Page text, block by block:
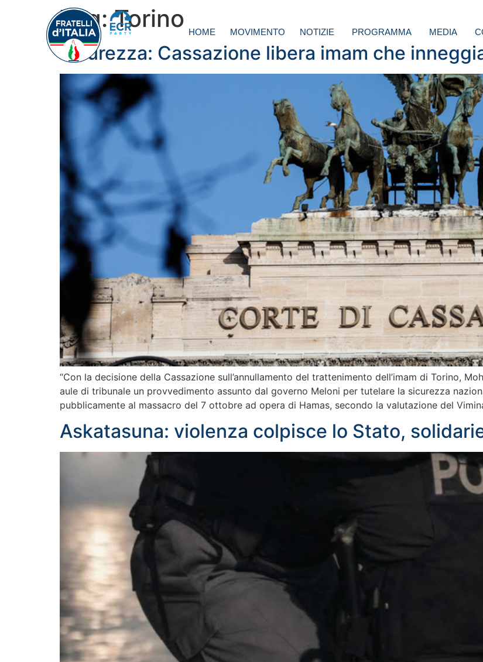
HOME MOVIMENTO NOTIZIE PROGRAMMA MEDIA
Tag:Torino
Sicurezza: Cassazione libera imam che
“Con la decisione della Cassazione sull’annullamento del trattenimento dell’imam di Torino,
aule di tribunale un provvedimento assunto dal governo Meloni per tutelare la sicurezza
pubblicamente al massacro del 7 ottobre ad opera di Hamas, secondo la valutazione del
Askatasuna: violenza colpisce lo Stato,